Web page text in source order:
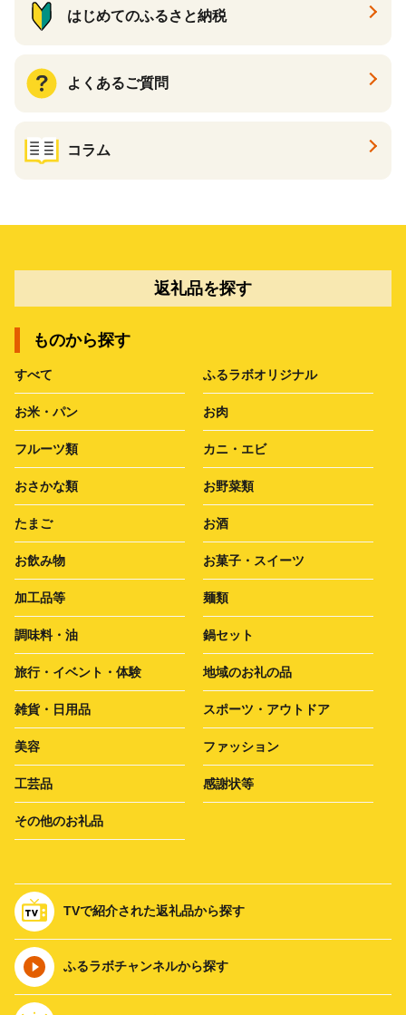
はじめてのふるさと納税
よくあるご質問
コラム
返礼品を探す
ものから探す
すべて ふるラボオリジナル
お米・パン お肉
フルーツ類 カニ・エビ
おさかな類 お野菜類
たまご お酒
お飲み物 お菓子・スイーツ
加工品等 麺類
調味料・油 鍋セット
旅行・イベント・体験 地域のお礼の品
雑貨・日用品 スポーツ・アウトドア
美容 ファッション
工芸品 感謝状等
その他のお礼品
TVで紹介された返礼品から探す
ふるラボチャンネルから探す